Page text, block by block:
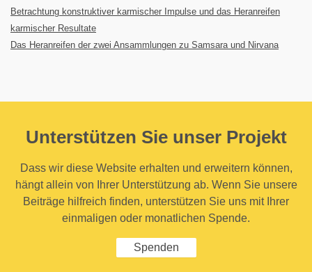
Betrachtung konstruktiver karmischer Impulse und das Heranreifen
karmischer Resultate
Das Heranreifen der zwei Ansammlungen zu Samsara und Nirvana
Unterstützen Sie unser Projekt
Dass wir diese Website erhalten und erweitern können,
hängt allein von Ihrer Unterstützung ab. Wenn Sie unsere
Beiträge hilfreich finden, unterstützen Sie uns mit Ihrer
einmaligen oder monatlichen Spende.
Spenden